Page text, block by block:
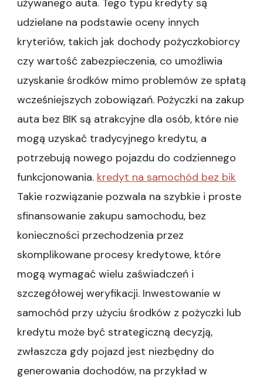
używanego auta. Tego typu kredyty są
udzielane na podstawie oceny innych
kryteriów, takich jak dochody pożyczkobiorcy
czy wartość zabezpieczenia, co umożliwia
uzyskanie środków mimo problemów ze spłatą
wcześniejszych zobowiązań. Pożyczki na zakup
auta bez BIK są atrakcyjne dla osób, które nie
mogą uzyskać tradycyjnego kredytu, a
potrzebują nowego pojazdu do codziennego
funkcjonowania. kredyt na samochód bez bik
Takie rozwiązanie pozwala na szybkie i proste
sfinansowanie zakupu samochodu, bez
konieczności przechodzenia przez
skomplikowane procesy kredytowe, które
mogą wymagać wielu zaświadczeń i
szczegółowej weryfikacji. Inwestowanie w
samochód przy użyciu środków z pożyczki lub
kredytu może być strategiczną decyzją,
zwłaszcza gdy pojazd jest niezbędny do
generowania dochodów, na przykład w